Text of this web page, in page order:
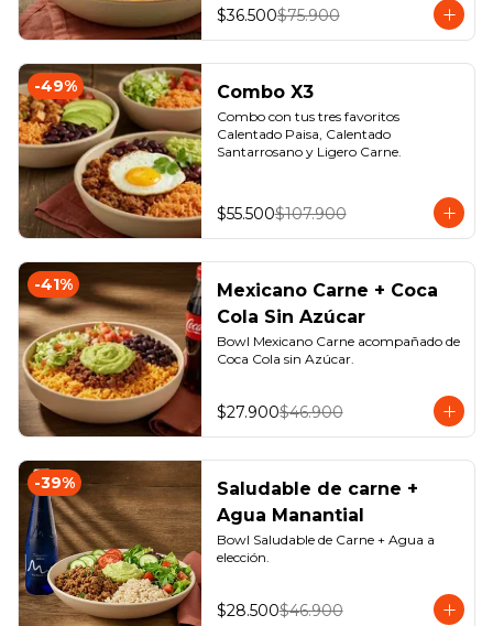
$36.500$75.900
-49% Combo X3
Combo con tus tres favoritos
Calentado Paisa, Calentado
Santarrosano y Ligero Carne.
$55.500$107.900
-41%
Mexicano Carne + Coca
Cola Sin Azúcar
Bowl Mexicano Carne acompañado de
Coca Cola sin Azúcar.
$27.900$46.900
-39%
Saludable de carne +
Agua Manantial
Bowl Saludable de Carne + Agua a
elección.
$28.500$46.900